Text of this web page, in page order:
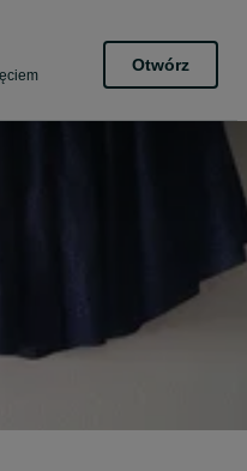
Otwórz